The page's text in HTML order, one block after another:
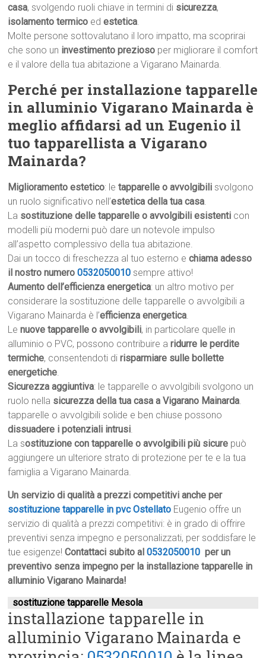
casa, svolgendo ruoli chiave in termini di sicurezza,
isolamento termico edestetica.
Molte persone sottovalutano il loro impatto, ma scoprirai
che sono un investimento prezioso per migliorare il comfort
e il valore della tua abitazione a Vigarano Mainarda.
Perché per installazione tapparelle
in alluminio Vigarano Mainarda è
meglio affidarsi ad un Eugenio il
tuo tapparellista a Vigarano
Mainarda?
Miglioramento estetico: letapparelle o avvolgibili svolgono
un ruolo significativo nell’estetica della tua casa.
La sostituzione delle tapparelle o avvolgibili esistenti con
modelli più moderni può dare un notevole impulso
all’aspetto complessivo della tua abitazione.
Dai un tocco di freschezza al tuo esterno echiama adesso
il nostro numero0532050010 sempre attivo!
Aumento dell’efficienza energetica: un altro motivo per
considerare la sostituzione delle tapparelle o avvolgibili a
Vigarano Mainarda è l’efficienza energetica.
Lenuove tapparelle o avvolgibili, in particolare quelle in
alluminio o PVC, possono contribuire aridurre le perdite
termiche, consentendoti dirisparmiare sulle bollette
energetiche.
Sicurezza aggiuntiva: le tapparelle o avvolgibili svolgono un
ruolo nella sicurezza della tua casa a Vigarano Mainarda.
tapparelle o avvolgibili solide e ben chiuse possono
dissuadere i potenziali intrusi.
La sostituzione con tapparelle o avvolgibili più sicure può
aggiungere un ulteriore strato di protezione per te e la tua
famiglia a Vigarano Mainarda.
Un servizio di qualità a prezzi competitivi anche per
sostituzione tapparelle in pvc Ostellato Eugenio offre un
servizio di qualità a prezzi competitivi: è in grado di offrire
preventivi senza impegno e personalizzati, per soddisfare le
tue esigenze!Contattaci subito al0532050010 per un
preventivo senza impegno per la installazione tapparelle in
alluminio Vigarano Mainarda!
sostituzione tapparelle Mesola
installazione tapparelle in
alluminio Vigarano Mainarda e